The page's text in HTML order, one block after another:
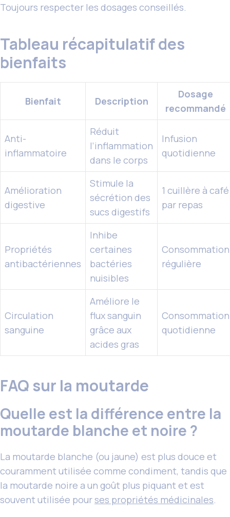
Toujours respecter les dosages conseillés.
Tableau récapitulatif des
bienfaits
Bienfait Description
Dosage
recommandé
Anti-
inflammatoire
Réduit
l’inflammation
dans le corps
Infusion
quotidienne
Amélioration
digestive
Stimule la
sécrétion des
sucs digestifs
1 cuillère à café
par repas
Propriétés
antibactériennes
Inhibe
certaines
bactéries
nuisibles
Consommation
régulière
Circulation
sanguine
Améliore le
flux sanguin
grâce aux
acides gras
Consommation
quotidienne
FAQ sur la moutarde
Quelle est la différence entre la
moutarde blanche et noire ?
La moutarde blanche (ou jaune) est plus douce et
couramment utilisée comme condiment, tandis que
la moutarde noire a un goût plus piquant et est
souvent utilisée pourses propriétés médicinales.